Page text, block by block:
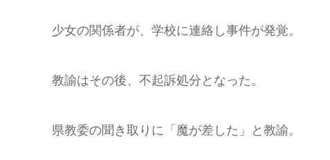
少女の関係者が、学校に連絡し事件が発覚。
教諭はその後、不起訴処分となった。
県教委の聞き取りに「魔が差した」と教諭。